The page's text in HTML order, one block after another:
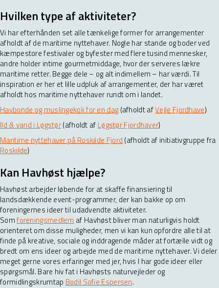
Hvilken type af aktiviteter?
Vi har efterhånden set alle tænkelige former for arrangementer
afholdt af de maritime nyttehaver. Nogle har stande og boder ved
kæmpestore festivaler og byfester med flere tusind mennesker,
andre holder intime gourmetmiddage, hvor der serveres lækre
maritime retter. Begge dele – og alt indimellem – har værdi. Til
inspiration er her et lille udpluk af arrangementer, der har været
afholdt hos maritime nyttehaver rundt om i landet.
Havbonde og muslingekok for en dag (afholdt afVejle Fjordhave)
Ild & vand i Løgstør(afholdt af Løgstør Fjordhaver)
Maritime nyttehaver på Roskilde Fjord (afholdt af initiativgruppe fra
Roskilde)
Kan Havhøst hjælpe?
Havhøst arbejder løbende for at skaffe finansiering til
landsdækkende event-programmer, der kan bakke op om
foreningernes ideer til udadvendte aktiviteter.
Somforeningsmedlem af Havhøst bliver man naturligvis holdt
orienteret om disse muligheder, men vi kan kun opfordre alle til at
finde på kreative, sociale og inddragende måder at fortælle vidt og
bredt om ens ideer og arbejde med de maritime nyttehaver. Vi deler
meget gerne vores erfaringer med jer, hvis I har gode ideer eller
spørgsmål. Bare hiv fat i Havhøsts naturvejleder og
formidlingskrumtap Bodil Sofie Espersen.